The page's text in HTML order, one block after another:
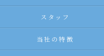
スタッフ
当社の特徴